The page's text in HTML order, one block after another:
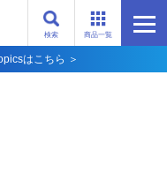
商品一覧
検索
はこちら ＞